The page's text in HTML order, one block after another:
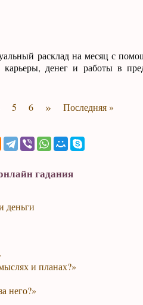
расклад на месяц с
денег и работы в
5 6 » Последняя »
гадания
деньги
и планах?»
него?»